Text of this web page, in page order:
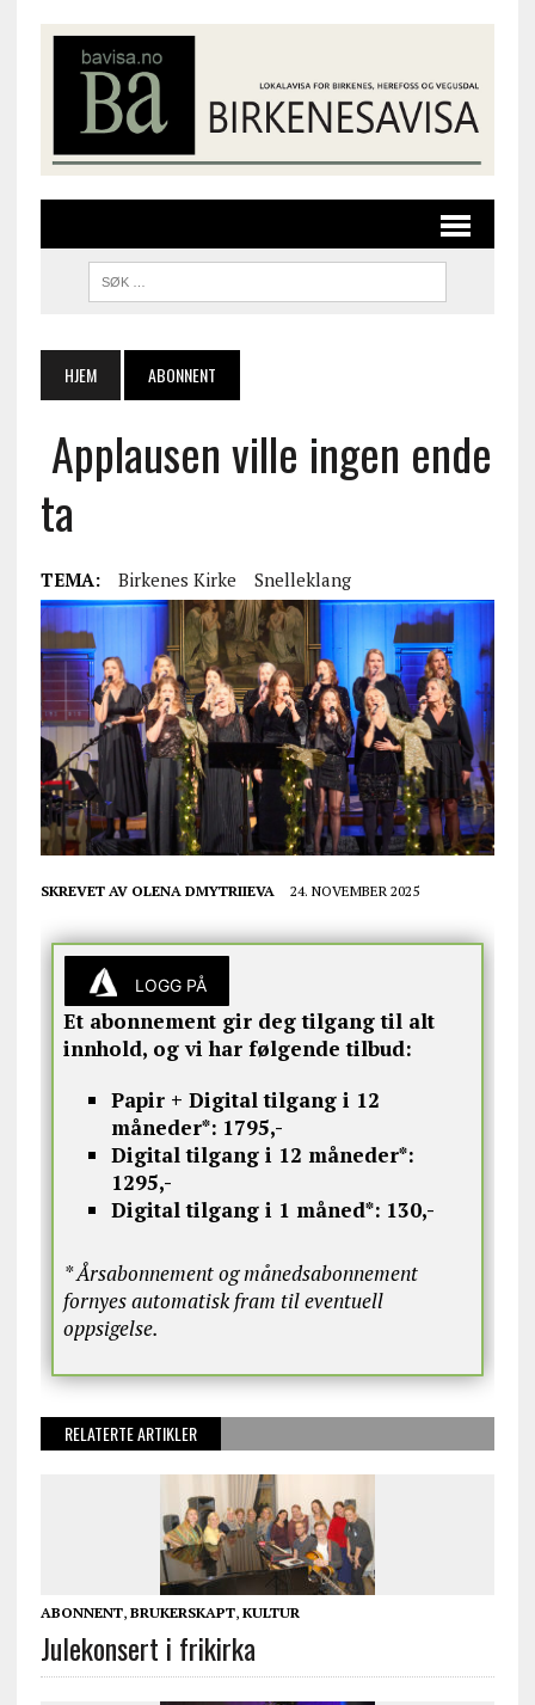
HJEM ABONNENT
Applausen ville ingen ende
ta
TEMA: Birkenes Kirke Snelleklang
SKREVET AV OLENA DMYTRIIEVA 24. NOVEMBER 2025
LOGG PÅ
Et abonnement gir deg tilgang til alt
innhold, og vi har følgende tilbud:
Papir + Digital tilgang i 12
måneder*: 1795,-
Digital tilgang i 12 måneder*:
1295,-
Digital tilgang i 1 måned*: 130,-
* Årsabonnement og månedsabonnement
fornyes automatisk fram til eventuell
oppsigelse.
RELATERTE ARTIKLER
ABONNENT, BRUKERSKAPT, KULTUR
Julekonsert i frikirka